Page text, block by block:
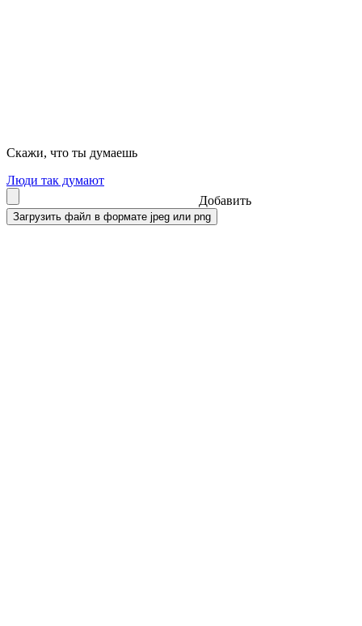
Скажи, что ты думаешь
Люди так думают
Добавить